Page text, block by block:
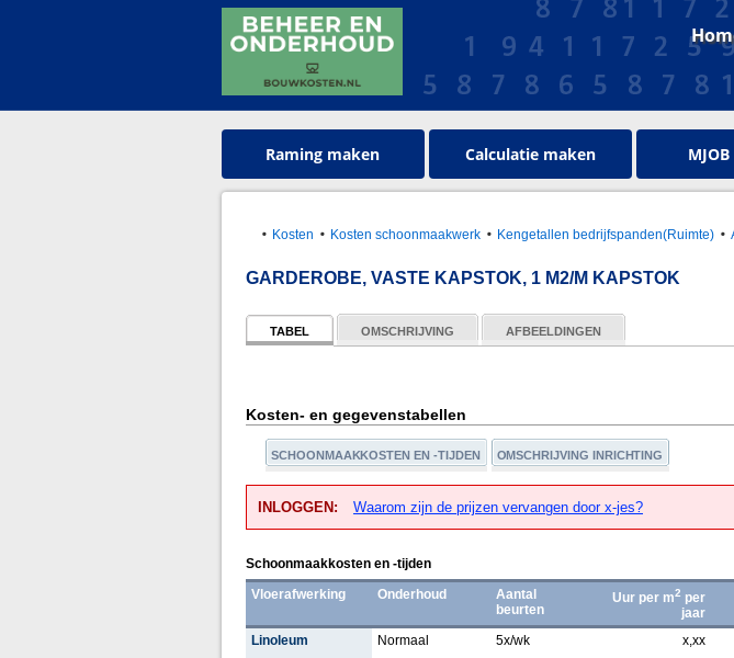
Raming maken Calculatie maken
Kosten Kosten schoonmaakwerk Kengetallen bedrijfspanden(Ruimte)
GARDEROBE, VASTE KAPSTOK, 1 M2/M KAPSTOK
TABEL OMSCHRIJVING
AFBEELDINGEN
Kosten- en gegevenstabellen
SCHOONMAAKKOSTEN EN -TIJDEN OMSCHRIJVING INRICHTING
INLOGGEN: Waarom zijn de prijzen vervangen door x-jes?
Schoonmaakkosten en -tijden
Vloerafwerking
Onderhoud
Aantal
beurten
Uur per m2 per
jaar
Linoleum
Normaal 5x/wk x,xx